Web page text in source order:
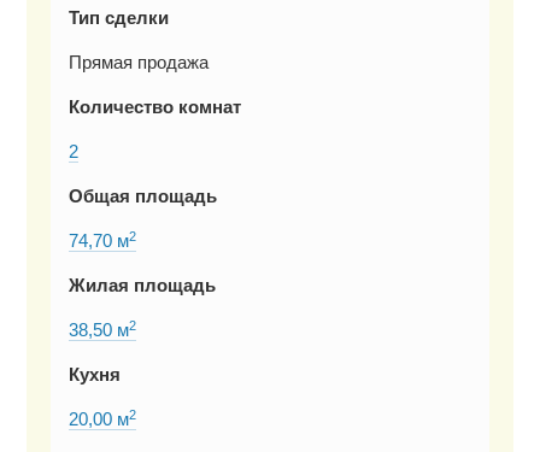
Тип сделки
Прямая продажа
Количество комнат
2
Общая площадь
74,70 м2
Жилая площадь
38,50 м2
Кухня
20,00 м2